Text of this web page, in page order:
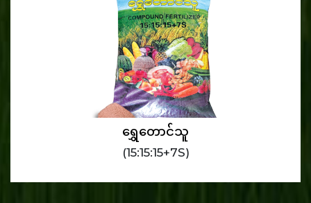
ရွှေတောင်သူ
(15:15:15+7S)